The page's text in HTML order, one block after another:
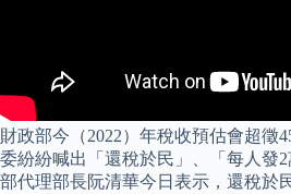
財政部今（2022）年稅收預估會超徵
委紛紛喊出「還稅於民」、「每人發
部代理部長阮清華今日表示，還稅於